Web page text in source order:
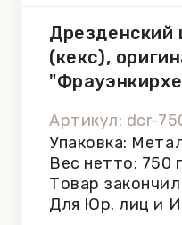
Дрезденский
(кекс),
Артикул: dcr-
Упаковка:
Вес нетто: 750 г
Товар
Для Юр. лиц и